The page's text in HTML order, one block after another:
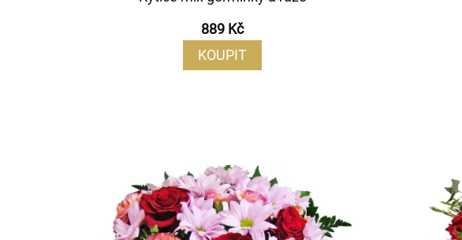
889 Kč
KOUPIT